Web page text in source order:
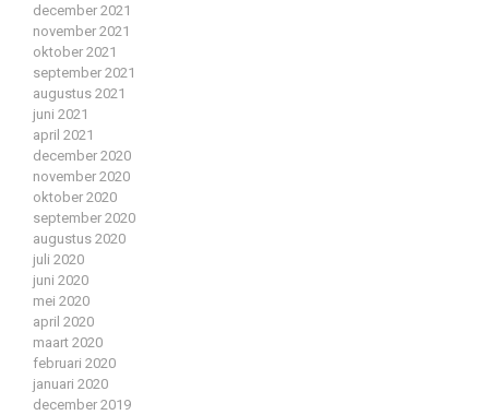
december 2021
november 2021
oktober 2021
september 2021
augustus 2021
juni 2021
april 2021
december 2020
november 2020
oktober 2020
september 2020
augustus 2020
juli 2020
juni 2020
mei 2020
april 2020
maart 2020
februari 2020
januari 2020
december 2019